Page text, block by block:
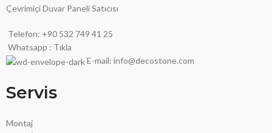
Çevrimiçi Duvar Paneli Satıcısı
Telefon: +90 532 749 41 25
Whatsapp : Tıkla
E-mail: info@decostone.com
Servis
Montaj